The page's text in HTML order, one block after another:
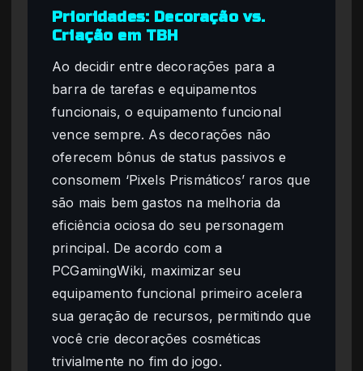
Prioridades: Decoração vs.
Criação em TBH
Ao decidir entre decorações para a
barra de tarefas e equipamentos
funcionais, o equipamento funcional
vence sempre. As decorações não
oferecem bônus de status passivos e
consomem ‘Pixels Prismáticos’ raros que
são mais bem gastos na melhoria da
eficiência ociosa do seu personagem
principal. De acordo com a
PCGamingWiki, maximizar seu
equipamento funcional primeiro acelera
sua geração de recursos, permitindo que
você crie decorações cosméticas
trivialmente no fim do jogo.